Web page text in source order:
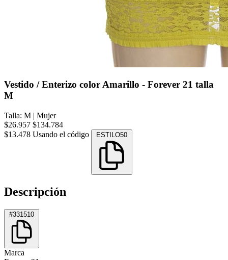
Vestido / Enterizo color Amarillo - Forever 21 talla
M
Talla: M | Mujer
$26.957 $134.784
$13.478 Usando el código ESTILO50
Descripción
#331510
Marca